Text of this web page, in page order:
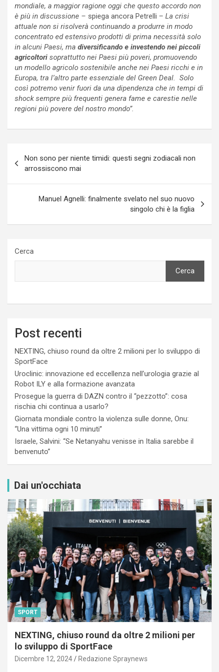
mondiale, a maggior ragione oggi che questo accordo non
è più in discussione – spiega ancora Petrelli – La crisi
attuale non si risolverà continuando a produrre in modo
concentrato ed estensivo prodotti di prima necessità solo
in alcuni Paesi, ma diversificando e investendo nei piccoli
agricoltori soprattutto nei Paesi più poveri, promuovendo
un modello agricolo sostenibile anche nei Paesi ricchi e in
Europa, tra l’altro parte essenziale del Green Deal. Solo
così potremo venir fuori da una dipendenza che in tempi di
shock sempre più frequenti genera fame e carestie nelle
regioni più povere del nostro mondo”.
articoli
Non sono per niente timidi: questi segni zodiacali non
arrossiscono mai
Manuel Agnelli: finalmente svelato nel suo nuovo
singolo chi è la figlia
Cerca
Cerca
Post recenti
NEXTING, chiuso round da oltre 2 milioni per lo sviluppo di
SportFace
Uroclinic: innovazione ed eccellenza nell’urologia grazie al
Robot ILY e alla formazione avanzata
Prosegue la guerra di DAZN contro il “pezzotto”: cosa
rischia chi continua a usarlo?
Giornata mondiale contro la violenza sulle donne, Onu:
“Una vittima ogni 10 minuti”
Israele, Salvini: “Se Netanyahu venisse in Italia sarebbe il
benvenuto”
Dai un'occhiata
SPORT
NEXTING, chiuso round da oltre 2 milioni per
lo sviluppo di SportFace
Dicembre 12, 2024 Redazione Spraynews